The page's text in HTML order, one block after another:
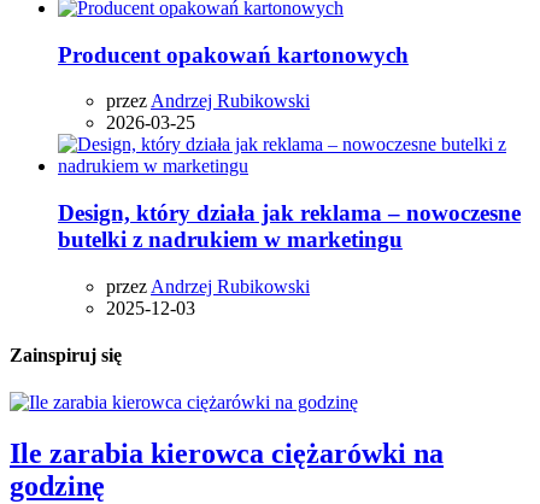
Producent opakowań kartonowych
przezAndrzej Rubikowski
2026-03-25
Design, który działa jak reklama – nowoczesne
butelki z nadrukiem w marketingu
przez Andrzej Rubikowski
2025-12-03
Zainspiruj się
Ile zarabia kierowca ciężarówki na
godzinę